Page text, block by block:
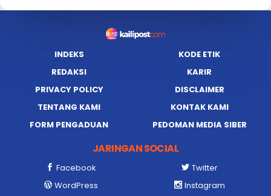
INDEKS
KODE ETIK
REDAKSI
KARIR
PRIVACY POLICY
DISCLAIMER
TENTANG KAMI
KONTAK KAMI
FORM PENGADUAN
PEDOMAN MEDIA SIBER
JARINGAN SOCIAL
Facebook
Twitter
WordPress
Instagram